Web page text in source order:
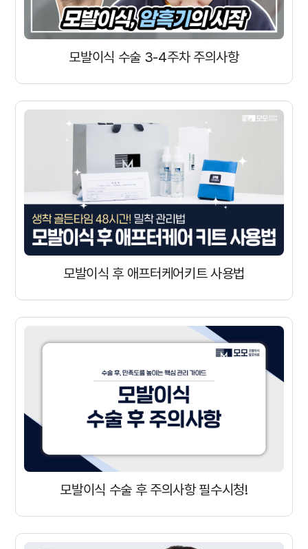
모발이식 수술 3-4주차 주의사항
모발이식 후 애프터케어키트 사용법
모발이식 수술 후 주의사항 필수시청!